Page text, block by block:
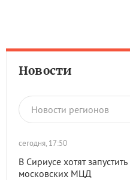
Новости
Новости регионов
сегодня, 17:50
В Сириусе хотят
московских МЦД